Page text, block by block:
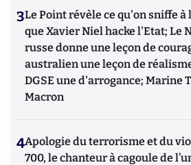
3Le Point révèle ce qu'on sniffe
que Xavier Niel hacke l'Etat; Le
russe donne une leçon de
australien une leçon de
DGSE une d'arrogance; Marine
Macron
4Apologie du terrorisme et du
700, le chanteur à cagoule de